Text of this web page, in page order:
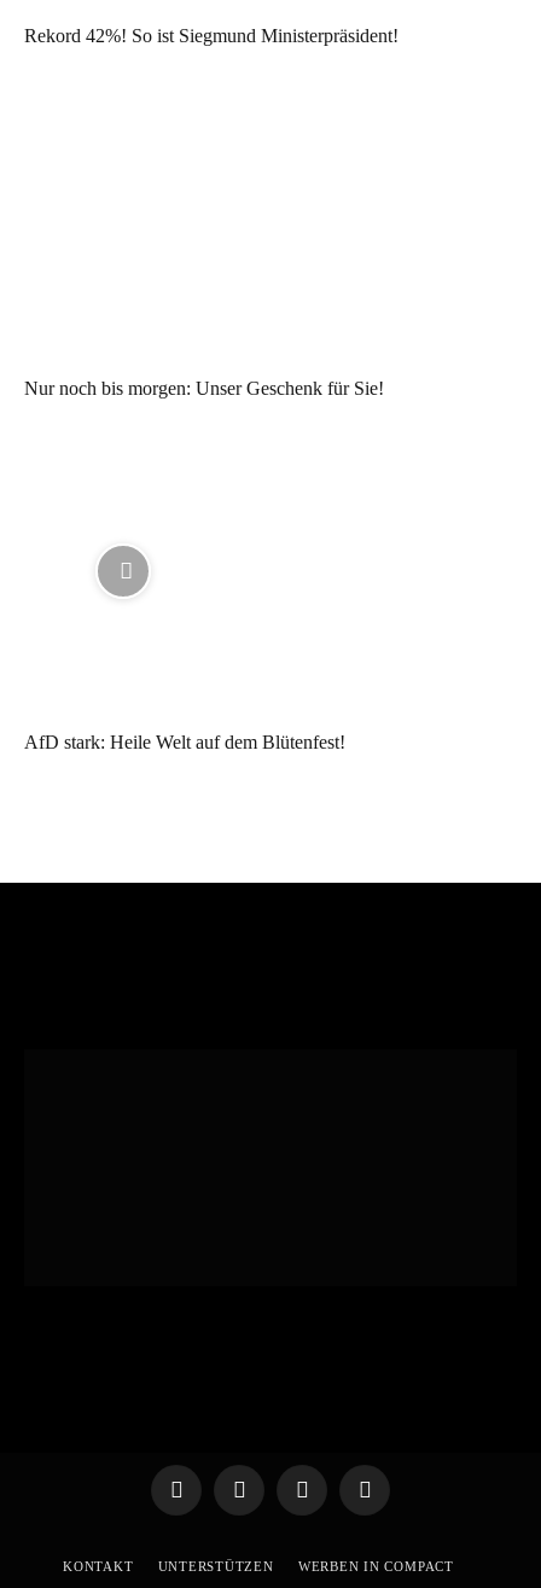
Rekord 42%! So ist Siegmund Ministerpräsident!
Nur noch bis morgen: Unser Geschenk für Sie!
AfD stark: Heile Welt auf dem Blütenfest!
TelegramWhatsApp
X
YouTube
KONTAKT UNTERSTÜTZEN WERBEN IN COMPACT